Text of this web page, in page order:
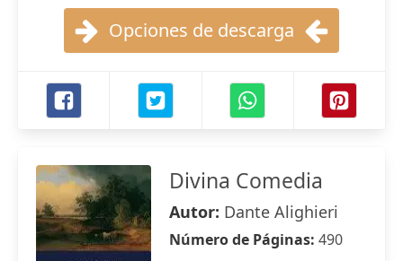
Opciones de descarga
Divina Comedia
Autor: Dante Alighieri
Número de Páginas: 490